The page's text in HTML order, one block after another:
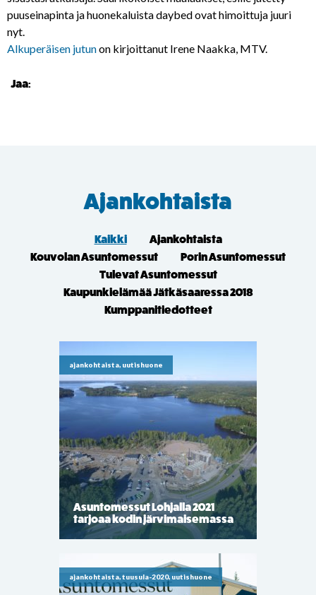
puuseinapinta ja huonekaluista daybed ovat himoittuja juuri
nyt.
Alkuperäisen jutunon kirjoittanut Irene Naakka, MTV.
Jaa:
Ajankohtaista
Kaikki
Ajankohtaista
Kouvolan Asuntomessut
Porin Asuntomessut
Tulevat Asuntomessut
Kaupunkielämää Jätkäsaaressa 2018
Kumppanitiedotteet
ajankohtaista, uutishuone
Asuntomessut Lohjalla 2021
tarjoaa kodin järvimaisemassa
ajankohtaista, tuusula-2020, uutishuone